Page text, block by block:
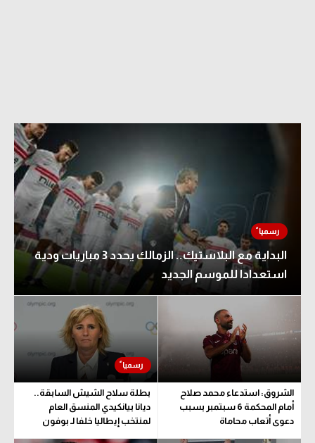
البداية مع البلاستيك.. الزمالك يحدد 3 مباريات ودية
استعدادا للموسم الجديد
الشروق: استدعاء محمد صلاح
أمام المحكمة 6 سبتمبر بسبب
دعوى أتعاب محاماة
بطلة سلاح الشيش السابقة..
ديانا بيانكيدي المنسق العام
لمنتخب إيطاليا خلفا لـ بوفون